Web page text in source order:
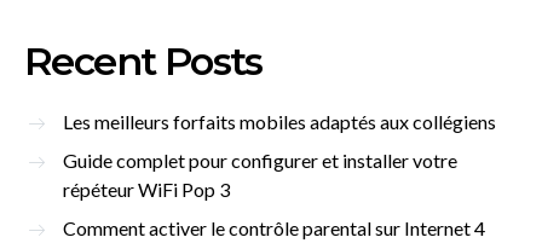
Recent Posts
Les meilleurs forfaits mobiles adaptés aux collégiens
Guide complet pour configurer et installer votre
répéteur WiFi Pop 3
Comment activer le contrôle parental sur Internet 4